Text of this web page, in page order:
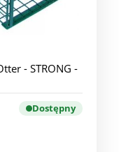
- STRONG -
Dostępny